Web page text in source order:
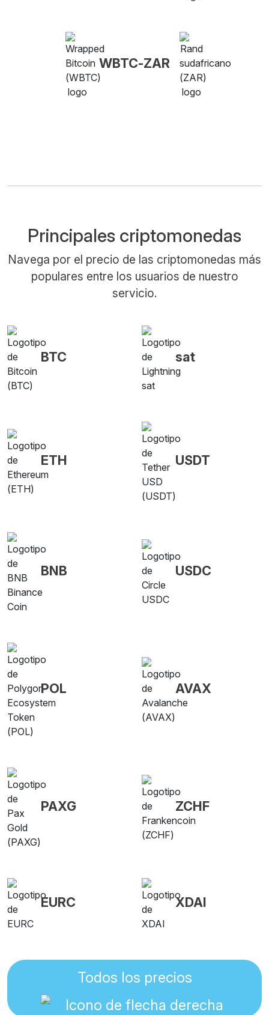
WBTC-ZAR
Principales criptomonedas
Navega por el precio de las criptomonedas más
populares entre los usuarios de nuestro
servicio.
BTC sat
ETH USDT
BNB USDC
POL AVAX
PAXG ZCHF
EURC XDAI
Todos los precios